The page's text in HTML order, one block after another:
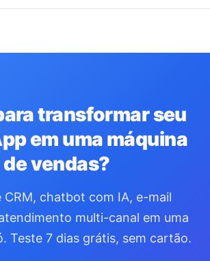
transformar seu
em uma máquina
de vendas?
CRM, chatbot com IA, e-mail
multi-canal em uma
Teste 7 dias grátis, sem cartão.